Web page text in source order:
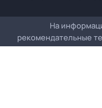
На
рекомендательные